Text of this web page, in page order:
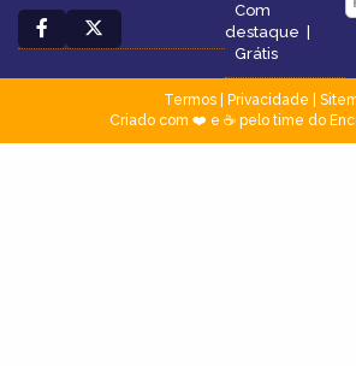
Com
destaque
Grátis
Termos| Privacidade
Criado com ❤️ e ☕ pelo time do